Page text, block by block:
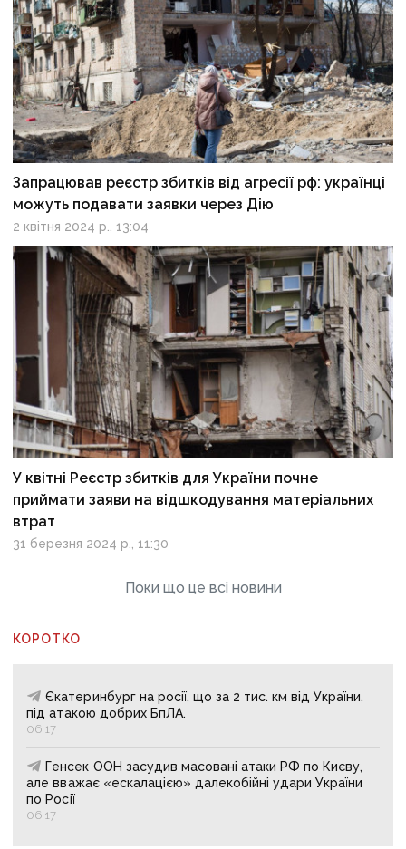
Запрацював реєстр збитків від агресії рф: українці
можуть подавати заявки через Дію
2 квітня 2024 р., 13:04
У квітні Реєстр збитків для України почне
приймати заяви на відшкодування матеріальних
втрат
31 березня 2024 р., 11:30
Поки що це всі новини
КОРОТКО
Єкатеринбург на росії, що за 2 тис. км від України,
під атакою добрих БпЛА.
06:17
Генсек ООН засудив масовані атаки РФ по Києву,
але вважає «ескалацією» далекобійні удари України
по Росії
06:17